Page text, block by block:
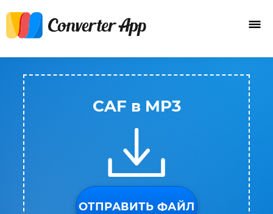
CAF в MP3
ОТПРАВИТЬ ФАЙЛ